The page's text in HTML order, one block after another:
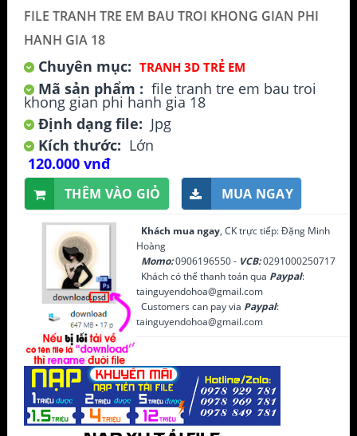
FILE TRANH TRE EM BAU TROI KHONG GIAN PHI
HANH GIA 18
Chuyên mục: TRANH 3D TRẺ EM
Mã sản phẩm : file tranh tre em bau troi
khong gian phi hanh gia 18
Định dạng file: Jpg
Kích thước: Lớn
120.000 vnđ
THÊM VÀO GIỎ MUA NGAY
Khách mua ngay, CK trực tiếp: Đặng Minh
Hoàng
Momo:0906196550 - VCB:0291000250717
Khách có thể thanh toán qua Paypal:
tainguyendohoa@gmail.com
Customers can pay via Paypal:
tainguyendohoa@gmail.com